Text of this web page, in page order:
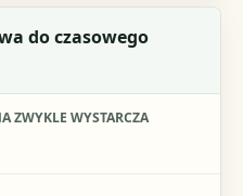
do czasowego